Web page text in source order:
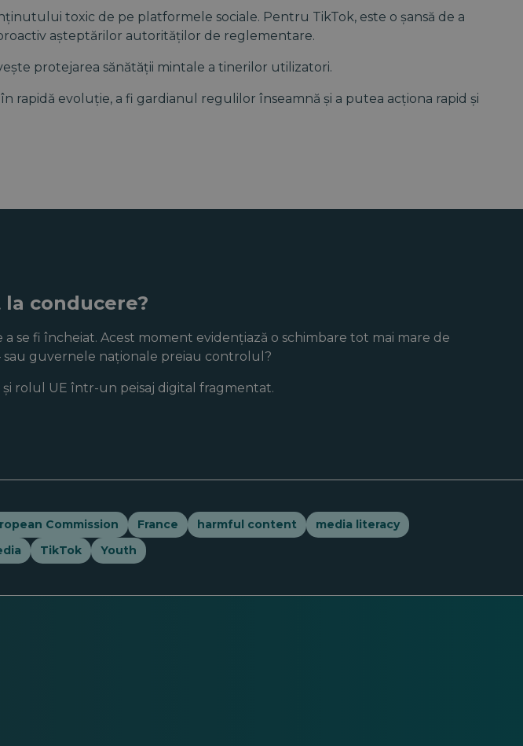
toxic de pe platformele sociale. Pentru TikTok, este o șansă de a
așteptărilor autorităților de reglementare.
protejarea sănătății mintale a tinerilor utilizatori.
rapidă evoluție, a fi gardianul regulilor înseamnă și a putea acționa rapid și
conducere?
se fi încheiat. Acest moment evidențiază o schimbare tot mai mare de
sau guvernele naționale preiau controlul?
rolul UE într-un peisaj digital fragmentat.
Commission France harmful content
media literacy
TikTok Youth